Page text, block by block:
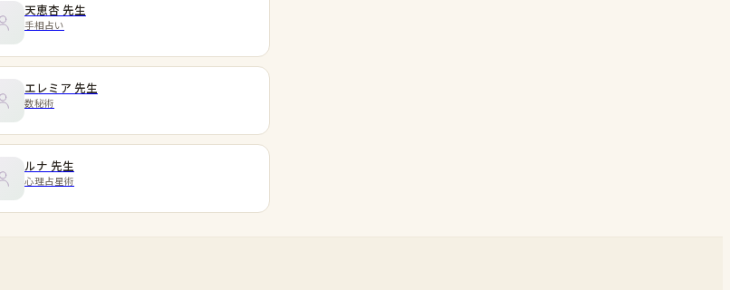
天恵杏 先生
手相占い
エレミア 先生
数秘術
ルナ 先生
心理占星術